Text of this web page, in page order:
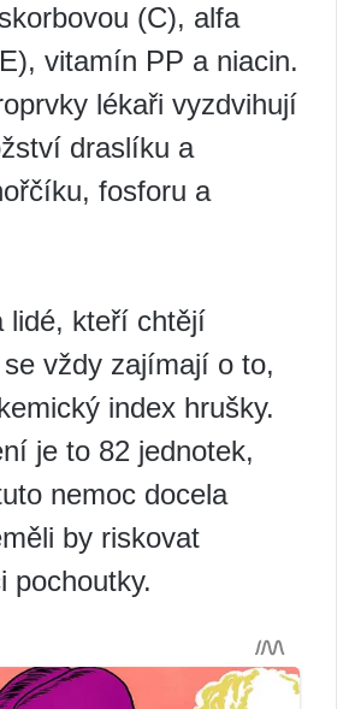
(C), alfa
vitamín PP a niacin.
lékaři vyzdvihují
draslíku a
fosforu a
lidé, kteří chtějí
vždy zajímají o to,
index hrušky.
je to 82 jednotek,
nemoc docela
by riskovat
pochoutky.